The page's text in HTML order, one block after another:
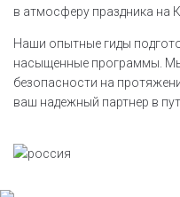
в атмосферу праздника на
Наши опытные гиды
насыщенные программы.
безопасности на
ваш надежный партнер в